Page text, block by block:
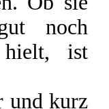
noch
ist
und kurz